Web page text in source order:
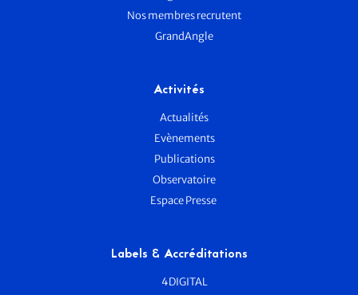
Nos membres recrutent
GrandAngle
Activités
Actualités
Evènements
Publications
Observatoire
Espace Presse
Labels & Accréditations
4DIGITAL